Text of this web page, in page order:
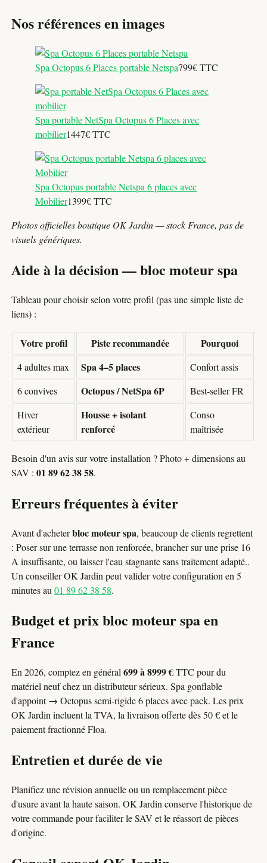
Nos références en images
Spa Octopus 6 Places portable Netspa799€ TTC
Spa portable NetSpa Octopus 6 Places avec
mobilier1447€ TTC
Spa Octopus portable Netspa 6 places avec
Mobilier1399€ TTC
Photos officielles boutique OK Jardin — stock France, pas de
visuels génériques.
Aide à la décision — bloc moteur spa
Tableau pour choisir selon votre profil (pas une simple liste de
liens) :
Votre profil Piste recommandée Pourquoi
4 adultes max Spa 4–5 places
Confort assis
6 convives
Octopus / NetSpa 6P
Best-seller FR
Hiver
extérieur
Housse + isolant
renforcé
Conso
maîtrisée
Besoin d'un avis sur votre installation ? Photo + dimensions au
SAV :01 89 62 38 58.
Erreurs fréquentes à éviter
Avant d'acheterbloc moteur spa, beaucoup de clients regrettent
: Poser sur une terrasse non renforcée, brancher sur une prise 16
A insuffisante, ou laisser l'eau stagnante sans traitement adapté..
Un conseiller OK Jardin peut valider votre configuration en 5
minutes au01 89 62 38 58.
Budget et prix bloc moteur spa en
France
En 2026, comptez en général699 à 8999 €TTC pour du
matériel neuf chez un distributeur sérieux. Spa gonflable
d'appoint → Octopus semi-rigide 6 places avec pack. Les prix
OK Jardin incluent la TVA, la livraison offerte dès 50 € et le
paiement fractionné Floa.
Entretien et durée de vie
Planifiez une révision annuelle ou un remplacement pièce
d'usure avant la haute saison. OK Jardin conserve l'historique de
votre commande pour faciliter le SAV et le réassort de pièces
d'origine.